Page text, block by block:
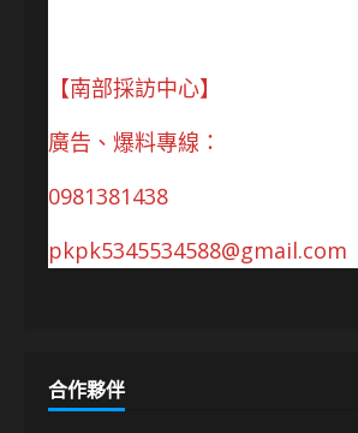
【南部採訪中心】
廣告、爆料專線：
0981381438
pkpk5345534588@gmail.com
合作夥伴